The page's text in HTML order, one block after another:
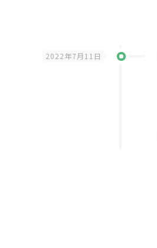
2022年7月11日